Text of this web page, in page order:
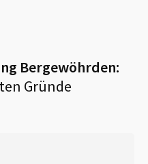
Bergewöhrden:
Gründe